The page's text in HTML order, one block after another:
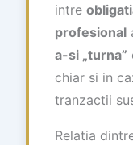
intre
profesional
a-si „turna”
chiar si in
tranzactii
Relatia